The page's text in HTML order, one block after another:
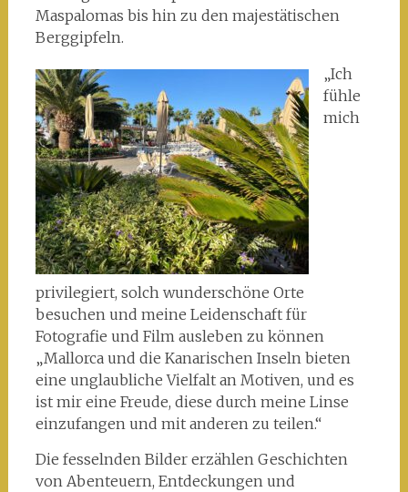
Maspalomas bis hin zu den majestätischen
Berggipfeln.
„Ich
fühle
mich
privilegiert, solch wunderschöne Orte
besuchen und meine Leidenschaft für
Fotografie und Film ausleben zu können
„Mallorca und die Kanarischen Inseln bieten
eine unglaubliche Vielfalt an Motiven, und es
ist mir eine Freude, diese durch meine Linse
einzufangen und mit anderen zu teilen.“
Die fesselnden Bilder erzählen Geschichten
von Abenteuern, Entdeckungen und